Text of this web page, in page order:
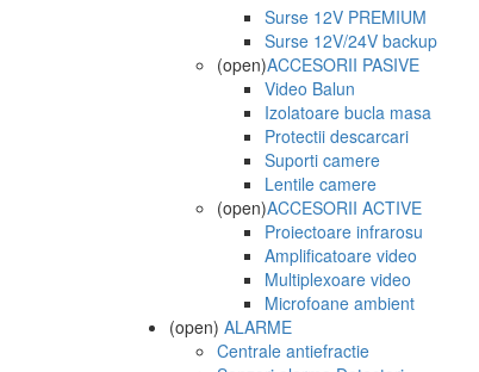
Surse 12V PREMIUM
Surse 12V/24V backup
(open)ACCESORII PASIVE
Video Balun
Izolatoare bucla masa
Protectii descarcari
Suporti camere
Lentile camere
(open)ACCESORII ACTIVE
Proiectoare infrarosu
Amplificatoare video
Multiplexoare video
Microfoane ambient
(open) ALARME
Centrale antiefractie